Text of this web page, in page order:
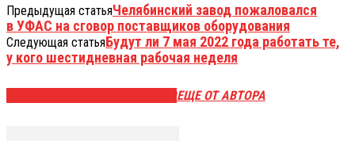
Предыдущая статьяЧелябинский завод пожаловался
в УФАС на сговор поставщиков оборудования
Следующая статьяБудут ли 7 мая 2022 года работать те,
у кого шестидневная рабочая неделя
ЕЩЕ ОТ АВТОРА